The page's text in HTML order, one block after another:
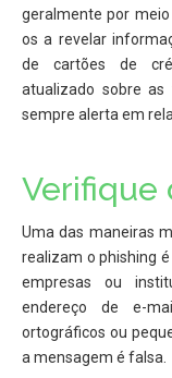
geralmente por
os a revelar
de cartões de
atualizado sobre
sempre alerta em
Verifique
Uma das maneiras
realizam o phishing
empresas ou
endereço de e-
ortográficos ou
a mensagem é falsa.